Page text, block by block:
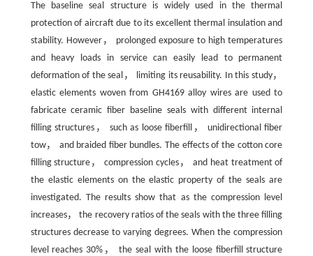
The baseline seal structure is widely used in the thermal
protection of aircraft due to its excellent thermal insulation and
stability. However， prolonged exposure to high temperatures
and heavy loads in service can easily lead to permanent
deformation of the seal， limiting its reusability. In this study，
elastic elements woven from GH4169 alloy wires are used to
fabricate ceramic fiber baseline seals with different internal
filling structures， such as loose fiberfill， unidirectional fiber
tow， and braided fiber bundles. The effects of the cotton core
filling structure， compression cycles， and heat treatment of
the elastic elements on the elastic property of the seals are
investigated. The results show that as the compression level
increases， the recovery ratios of the seals with the three filling
structures decrease to varying degrees. When the compression
level reaches 30%， the seal with the loose fiberfill structure